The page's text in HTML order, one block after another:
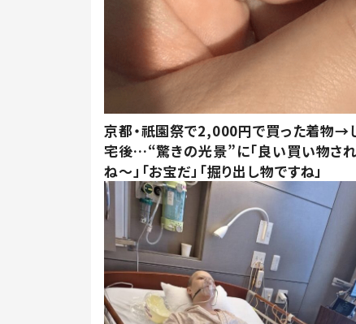
京都・祇園祭で2,000円で買った着物→
宅後…“驚きの光景”に「良い買い物さ
ね～」「お宝だ」「掘り出し物ですね」